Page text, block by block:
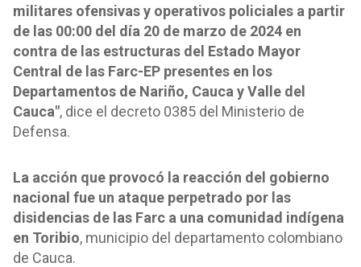
militares ofensivas y operativos policiales a partir
de las 00:00 del día 20 de marzo de 2024 en
contra de las estructuras del Estado Mayor
Central de las Farc-EP presentes en los
Departamentos de Nariño, Cauca y Valle del
Cauca", dice el decreto 0385 del Ministerio de
Defensa.
La acción que provocó la reacción del gobierno
nacional fue un ataque perpetrado por las
disidencias de las Farc a una comunidad indígena
en Toribio, municipio del departamento colombiano
de Cauca.